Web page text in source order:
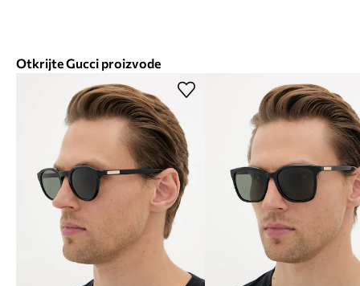
Otkrijte Gucci proizvode